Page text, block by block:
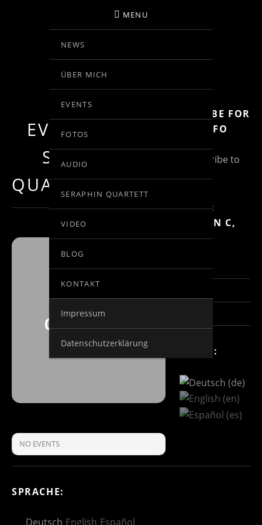
BIRGIT KOLAR
VIOLINE
MENU
NEWS
ÜBER MICH
EVENTS
FOTOS
AUDIO
SERAPHIN QUARTETT
VIDEO
BLOG
KONTAKT
Impressum
Datenschutzerklärung
EVENT TYPE :
SERAPHIN
QUARTETT WIEN
SERAPHIN
QUARTETT
WIEN
NO EVENTS
SUBSCRIBE FOR
MORE INFO
(Un)Subscribe to
MOZART:
RONDO IN C,
KV 373
SPRACHE:
SPRACHE:
Deutsch English Español